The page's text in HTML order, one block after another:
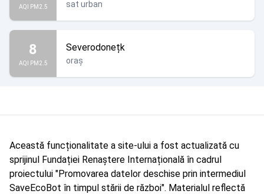
AQI PM2.5 sat urban
8
AQI PM2.5
Severodonețk
oraș
Această funcționalitate a site-ului a fost actualizată cu
sprijinul Fundației Renaștere Internațională în cadrul
proiectului "Promovarea datelor deschise prin intermediul
SaveEcoBot în timpul stării de război". Materialul reflectă